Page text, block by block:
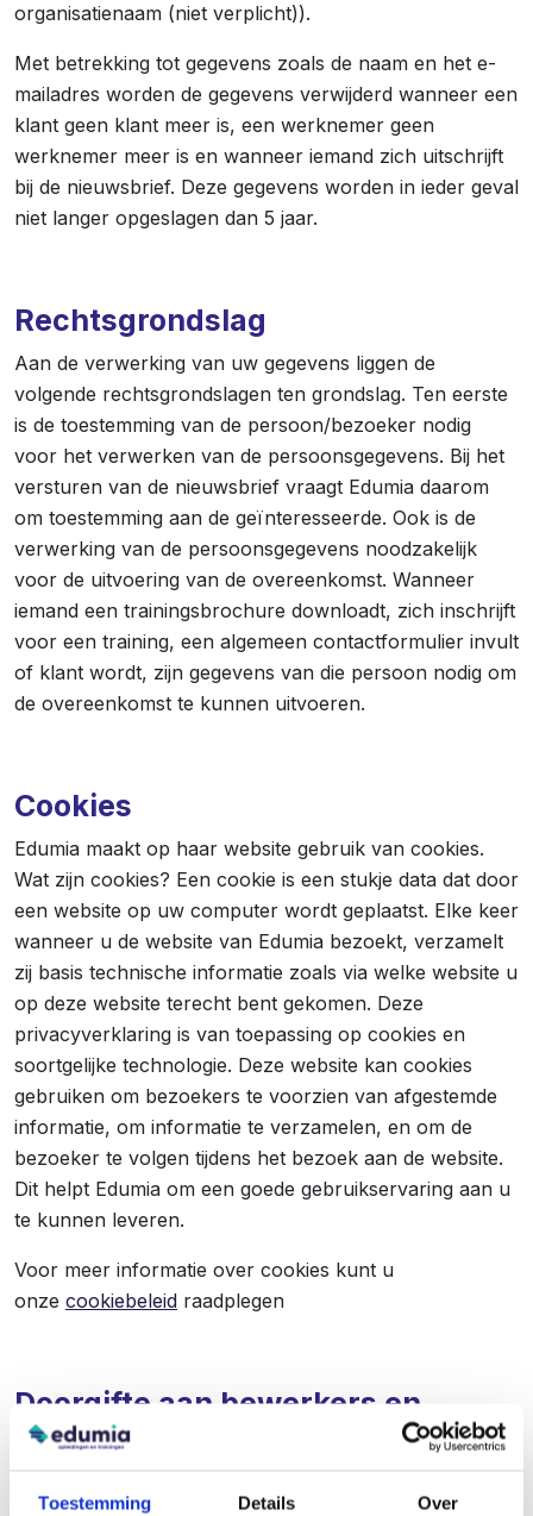
Toestemming Details Over
organisatienaam (niet verplicht)).
Met betrekking tot gegevens zoals de naam en het e-
mailadres worden de gegevens verwijderd wanneer een
klant geen klant meer is, een werknemer geen
werknemer meer is en wanneer iemand zich uitschrijft
bij de nieuwsbrief. Deze gegevens worden in ieder geval
niet langer opgeslagen dan 5 jaar.
Rechtsgrondslag
Aan de verwerking van uw gegevens liggen de
volgende rechtsgrondslagen ten grondslag. Ten eerste
is de toestemming van de persoon/bezoeker nodig
voor het verwerken van de persoonsgegevens. Bij het
versturen van de nieuwsbrief vraagt Edumia daarom
om toestemming aan de geïnteresseerde. Ook is de
verwerking van de persoonsgegevens noodzakelijk
voor de uitvoering van de overeenkomst. Wanneer
iemand een trainingsbrochure downloadt, zich inschrijft
voor een training, een algemeen contactformulier invult
of klant wordt, zijn gegevens van die persoon nodig om
de overeenkomst te kunnen uitvoeren.
Cookies
Edumia maakt op haar website gebruik van cookies.
Wat zijn cookies? Een cookie is een stukje data dat door
een website op uw computer wordt geplaatst. Elke keer
wanneer u de website van Edumia bezoekt, verzamelt
zij basis technische informatie zoals via welke website u
op deze website terecht bent gekomen. Deze
privacyverklaring is van toepassing op cookies en
soortgelijke technologie. Deze website kan cookies
gebruiken om bezoekers te voorzien van afgestemde
informatie, om informatie te verzamelen, en om de
bezoeker te volgen tijdens het bezoek aan de website.
Dit helpt Edumia om een goede gebruikservaring aan u
te kunnen leveren.
Voor meer informatie over cookies kunt u
onze cookiebeleid raadplegen
Doorgifte aan bewerkers en
derden